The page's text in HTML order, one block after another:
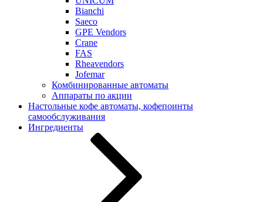
Bianchi
Saeco
GPE Vendors
Crane
FAS
Rheavendors
Jofemar
Комбинированные автоматы
Аппараты по акции
Настольные кофе автоматы, кофепоинты
самообслуживания
Ингредиенты